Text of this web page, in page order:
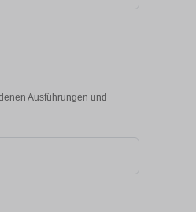
Ausführungen und